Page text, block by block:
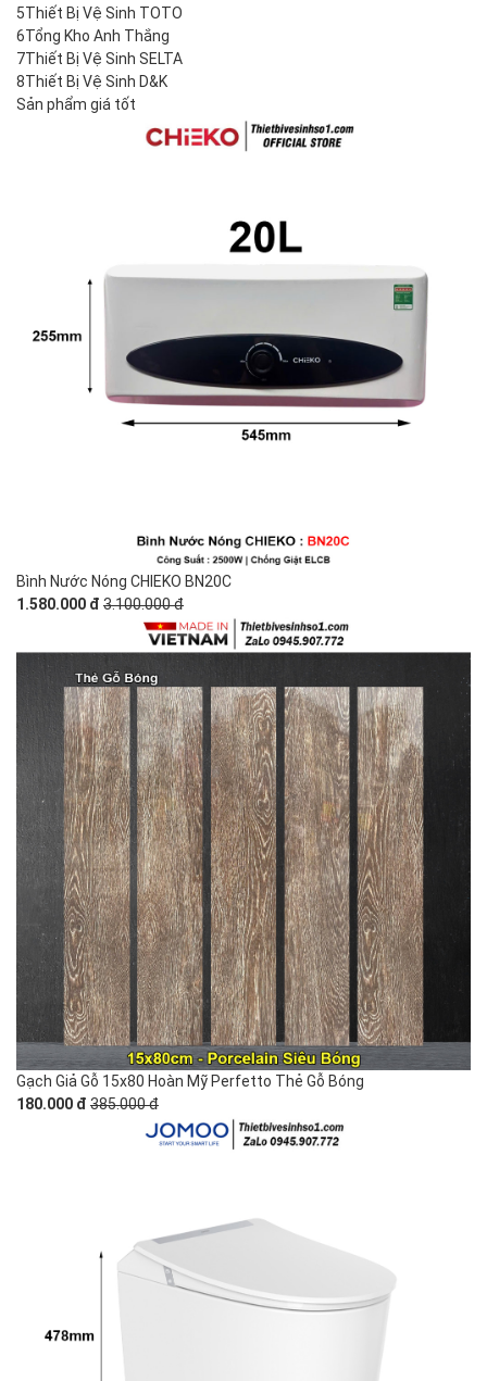
5Thiết Bị Vệ Sinh TOTO
6Tổng Kho Anh Thắng
7Thiết Bị Vệ Sinh SELTA
8Thiết Bị Vệ Sinh D&K
Sản phẩm giá tốt
Bình Nước Nóng CHIEKO BN20C
1.580.000 đ 3.100.000 đ
Gạch Giả Gỗ 15x80 Hoàn Mỹ Perfetto Thẻ Gỗ Bóng
180.000 đ 385.000 đ